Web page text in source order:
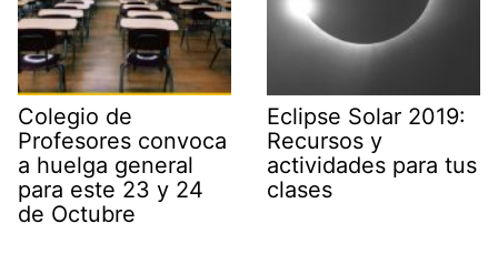
Colegio de
Profesores convoca
a huelga general
para este 23 y 24
de Octubre
Eclipse Solar 2019:
Recursos y
actividades para tus
clases